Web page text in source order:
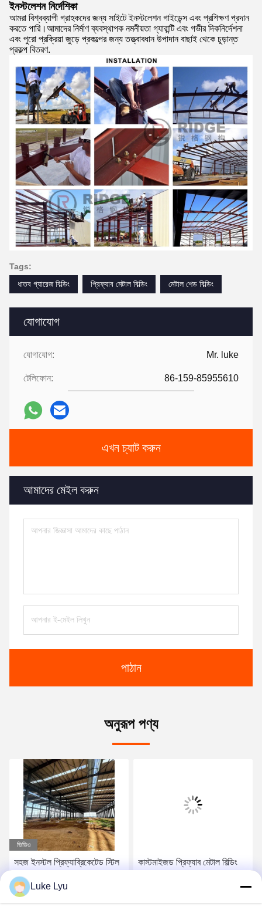
যোগাযোগ
যোগাযোগ: Mr. luke
টেলিফোন: 86-159-85955610
এখন চ্যাট করুন
আমাদের মেইল করুন
পাঠান
ইনস্টলেশন নির্দেশিকা
আমরা বিশ্বব্যাপী গ্রাহকদের জন্য সাইটে ইনস্টলেশন গাইডেন্স এবং প্রশিক্ষণ প্রদান
করতে পারি।আমাদের নির্মাণ ব্যবস্থাপক নমনীয়তা গ্যারান্টি এবং গভীর দিকনির্দেশনা
এবং পুরো প্রক্রিয়া জুড়ে প্রকল্পের জন্য তত্ত্বাবধান উপাদান বাছাই থেকে চূড়ান্ত
প্রকল্প বিতরণ.
Tags:
ধাতব গ্যারেজ বিল্ডিং
প্রিফ্যাব মেটাল বিল্ডিং মেটাল শেড বিল্ডিং
অনুরূপ পণ্য
ভিডিও
সহজ ইনস্টল প্রিফ্যাব্রিকেটেড স্টিল
স্ট্রাকচার হাউস, প্রিফ্যাব্রিকেটেড
স্টিল ফ্রেম হাউস
কাস্টমাইজড প্রিফ্যাব মেটাল বিল্ডিং
Luke Lyu